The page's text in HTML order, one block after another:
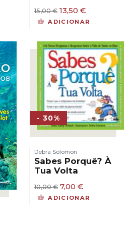
15,00€ O
preço
15,00 €.
13,50 €O
preço
13,50 €.
ADICIONAR
- 30%
Debra Solomon
Sabes Porquê? À
Tua Volta
10,00€ O
preço
original
7,00 €O
preço
atual
ADICIONAR